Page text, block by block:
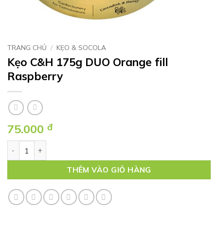
TRANG CHỦ / KẸO & SOCOLA
Kẹo C&H 175g DUO Orange fill
Raspberry
75.000 đ
THÊM VÀO GIỎ HÀNG